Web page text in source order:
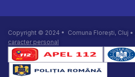
Copyright © 2024 • Comuna Florești, Cluj •
caracter personal